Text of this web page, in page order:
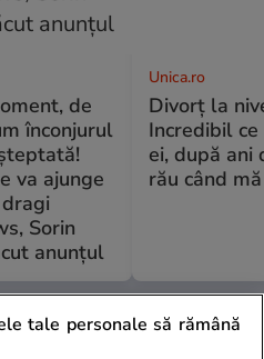
de
înconjurul
va ajunge
Sorin
anunțul
Unica.ro
Divorț la
Incredibil
ei, după ani
rău când
tale personale să rămână